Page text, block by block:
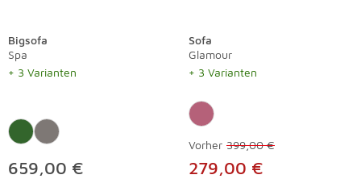
Bigsofa
Spa
+ 3 Varianten
659,00 €
Sofa
Glamour
+ 3 Varianten
Vorher 399,00 €
279,00 €